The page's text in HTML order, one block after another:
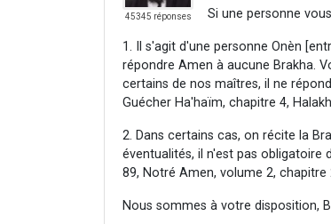
45345 réponses Si une personne
1. Il s'agit d'une personne Onèn
répondre Amen à aucune Brakha.
certains de nos maîtres, il ne
Guécher Ha'haïm, chapitre 4,
2. Dans certains cas, on récite la
éventualités, il n'est pas obligatoire
89, Notré Amen, volume 2, chapitre
Nous sommes à votre disposition,